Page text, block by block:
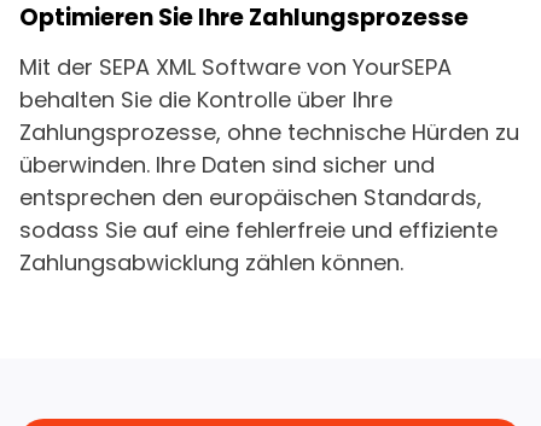
Optimieren Sie Ihre Zahlungsprozesse
Mit der SEPA XML Software von YourSEPA
behalten Sie die Kontrolle über Ihre
Zahlungsprozesse, ohne technische Hürden zu
überwinden. Ihre Daten sind sicher und
entsprechen den europäischen Standards,
sodass Sie auf eine fehlerfreie und effiziente
Zahlungsabwicklung zählen können.